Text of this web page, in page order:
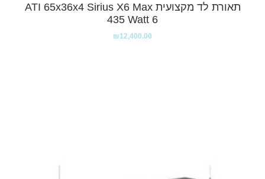
תאורת לד מקצועית ATI 65x36x4 Sirius X6 Max
435 Watt 6
₪12,400.00